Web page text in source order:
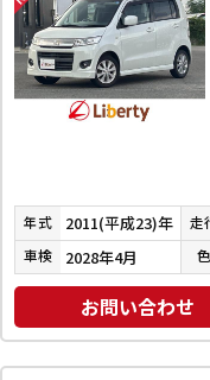
年式 2011(平成23)年 走
車検 2028年4月 色
お問い合わせ